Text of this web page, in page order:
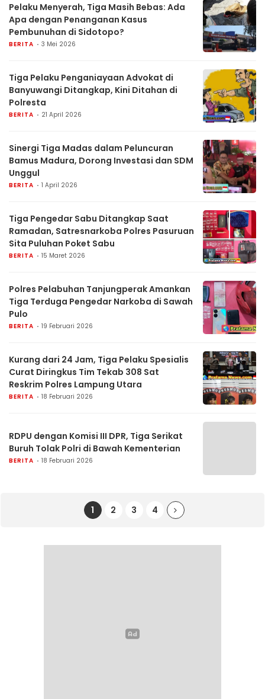
Pelaku Menyerah, Tiga Masih Bebas: Ada
Apa dengan Penanganan Kasus
Pembunuhan di Sidotopo?
BERITA 3 Mei 2026
Tiga Pelaku Penganiayaan Advokat di
Banyuwangi Ditangkap, Kini Ditahan di
Polresta
BERITA 21 April 2026
Sinergi Tiga Madas dalam Peluncuran
Bamus Madura, Dorong Investasi dan SDM
Unggul
BERITA 1 April 2026
Tiga Pengedar Sabu Ditangkap Saat
Ramadan, Satresnarkoba Polres Pasuruan
Sita Puluhan Poket Sabu
BERITA 15 Maret 2026
Polres Pelabuhan Tanjungperak Amankan
Tiga Terduga Pengedar Narkoba di Sawah
Pulo
BERITA 19 Februari 2026
Kurang dari 24 Jam, Tiga Pelaku Spesialis
Curat Diringkus Tim Tekab 308 Sat
Reskrim Polres Lampung Utara
BERITA 18 Februari 2026
RDPU dengan Komisi III DPR, Tiga Serikat
Buruh Tolak Polri di Bawah Kementerian
BERITA 18 Februari 2026
1 2 3 4